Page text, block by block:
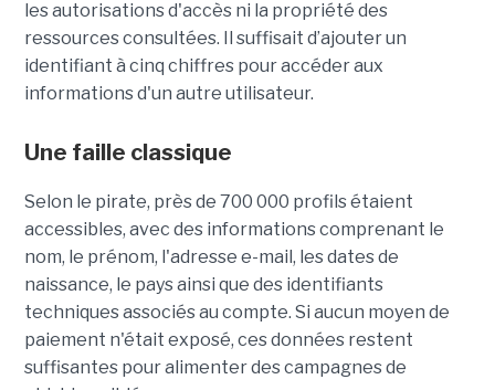
les autorisations d'accès ni la propriété des
ressources consultées. Il suffisait d’ajouter un
identifiant à cinq chiffres pour accéder aux
informations d'un autre utilisateur.
Une faille classique
Selon le pirate, près de 700 000 profils étaient
accessibles, avec des informations comprenant le
nom, le prénom, l'adresse e-mail, les dates de
naissance, le pays ainsi que des identifiants
techniques associés au compte. Si aucun moyen de
paiement n'était exposé, ces données restent
suffisantes pour alimenter des campagnes de